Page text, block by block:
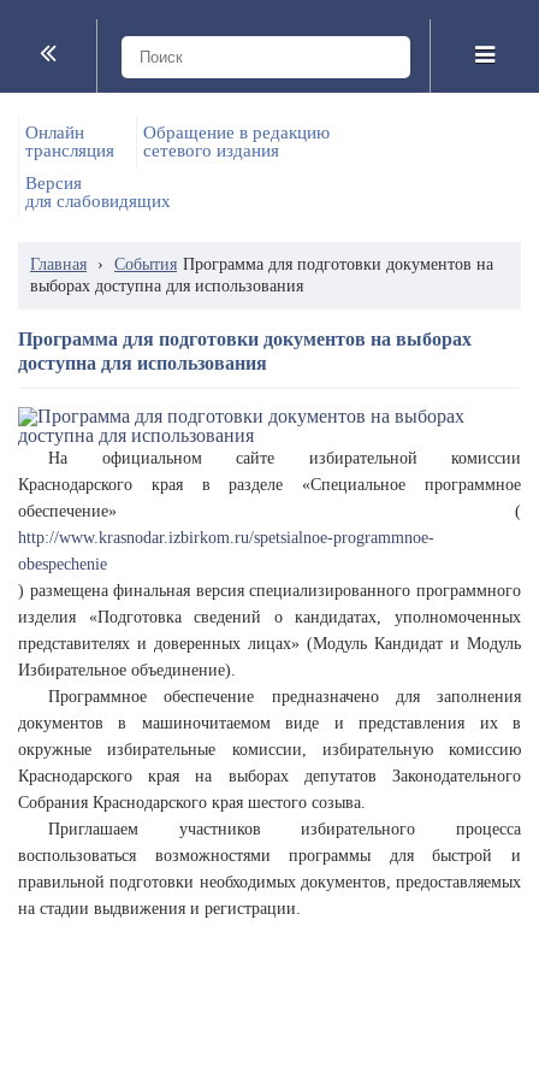
Онлайн
трансляция
Обращение в редакцию
сетевого издания
Версия
для слабовидящих
Главная › События Программа для подготовки документов на
выборах доступна для использования
Программа для подготовки документов на выборах
доступна для использования
На официальном сайте избирательной комиссии
Краснодарского края в разделе «Специальное программное
обеспечение» (
http://www.krasnodar.izbirkom.ru/spetsialnoe-programmnoe-
obespechenie
) размещена финальная версия специализированного программного
изделия «Подготовка сведений о кандидатах, уполномоченных
представителях и доверенных лицах» (Модуль Кандидат и Модуль
Избирательное объединение).
Программное обеспечение предназначено для заполнения
документов в машиночитаемом виде и представления их в
окружные избирательные комиссии, избирательную комиссию
Краснодарского края на выборах депутатов Законодательного
Собрания Краснодарского края шестого созыва.
Приглашаем участников избирательного процесса
воспользоваться возможностями программы для быстрой и
правильной подготовки необходимых документов, предоставляемых
на стадии выдвижения и регистрации.